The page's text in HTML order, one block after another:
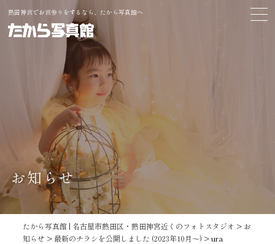
熱田神宮でお宮参りをするなら、たから写真館へ
お知らせ
たから写真館 | 名古屋市熱田区・熱田神宮近くのフォトスタジオ > お
知らせ >最新のチラシを公開しました (2023年10月～) >ura